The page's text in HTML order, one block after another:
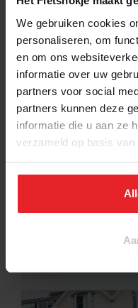
We gebruiken cookies
personaliseren, om
en om ons
informatie over uw
partners voor social
partners kunnen deze
informatie die u aan ze
verzameld op basis
Fietsenwinkel
Haarlem-
Centrum
ma t/m za: 09.30 –
zondag: 12.00 – 17.00